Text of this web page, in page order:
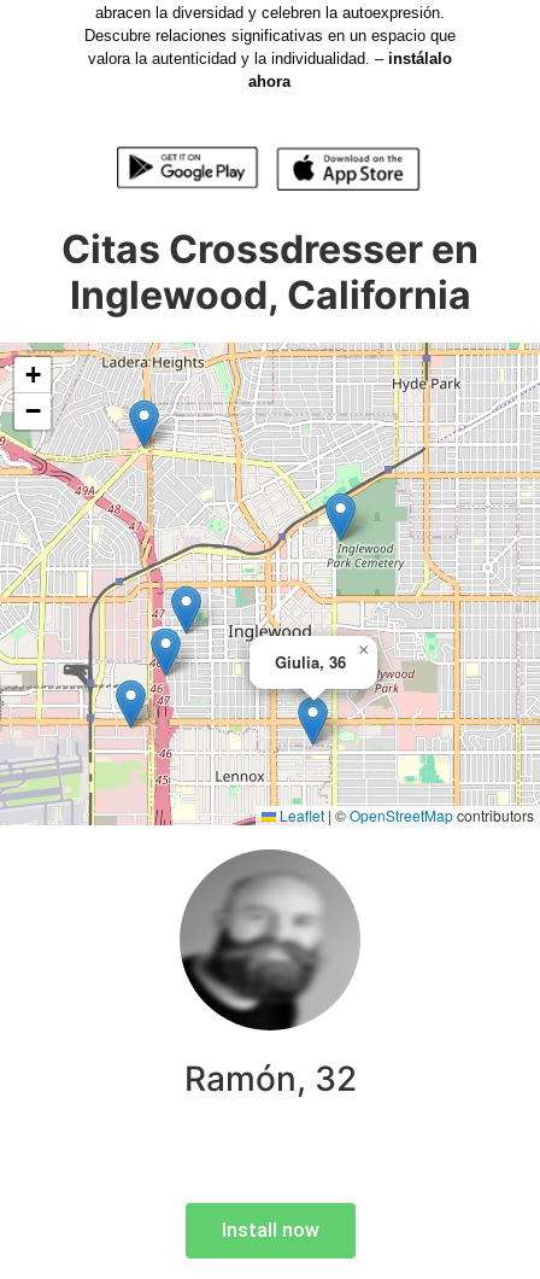
abracen la diversidad y celebren la autoexpresión.
Descubre relaciones significativas en un espacio que
valora la autenticidad y la individualidad. – instálalo
ahora
Citas Crossdresser en
Inglewood, California
Giulia, 36
×
+
−
Leaflet |©OpenStreetMapcontributors
Ramón, 32
Install now